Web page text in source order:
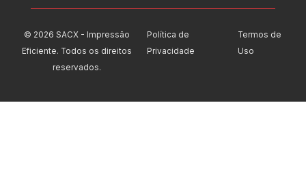
r
a
© 2026 SACX - Impressão
Eficiente. Todos os direitos
reservados.
Política de
Privacidade
Termos de
Uso